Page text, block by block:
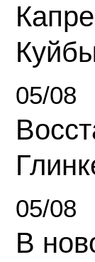
05/08
05/08
В